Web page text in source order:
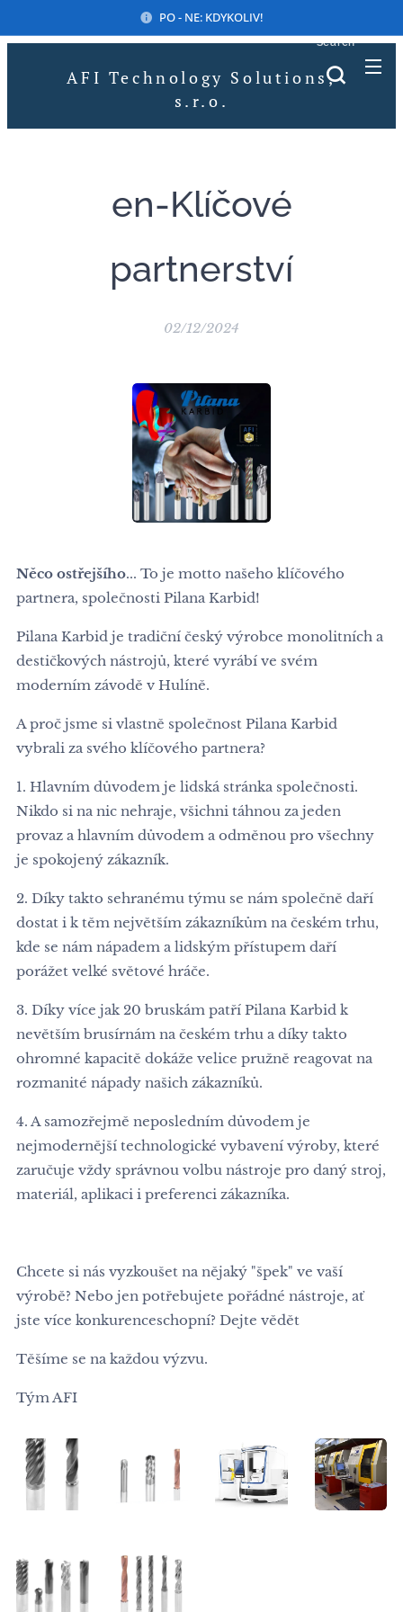
PO - NE: KDYKOLIV!
AFI Technology Solutions,
s.r.o.
Search
en-Klíčové
partnerství
02/12/2024
Něco ostřejšího... To je motto našeho klíčového
partnera, společnosti Pilana Karbid!
Pilana Karbid je tradiční český výrobce monolitních a
destičkových nástrojů, které vyrábí ve svém
moderním závodě v Hulíně.
A proč jsme si vlastně společnost Pilana Karbid
vybrali za svého klíčového partnera?
1. Hlavním důvodem je lidská stránka společnosti.
Nikdo si na nic nehraje, všichni táhnou za jeden
provaz a hlavním důvodem a odměnou pro všechny
je spokojený zákazník.
2. Díky takto sehranému týmu se nám společně daří
dostat i k těm největším zákazníkům na českém trhu,
kde se nám nápadem a lidským přístupem daří
porážet velké světové hráče.
3. Díky více jak 20 bruskám patří Pilana Karbid k
nevětším brusírnám na českém trhu a díky takto
ohromné kapacitě dokáže velice pružně reagovat na
rozmanité nápady našich zákazníků.
4. A samozřejmě neposledním důvodem je
nejmodernější technologické vybavení výroby, které
zaručuje vždy správnou volbu nástroje pro daný stroj,
materiál, aplikaci i preferenci zákazníka.
Chcete si nás vyzkoušet na nějaký "špek" ve vaší
výrobě? Nebo jen potřebujete pořádné nástroje, ať
jste více konkurenceschopní? Dejte vědět 👍
Těšíme se na každou výzvu.
Tým AFI